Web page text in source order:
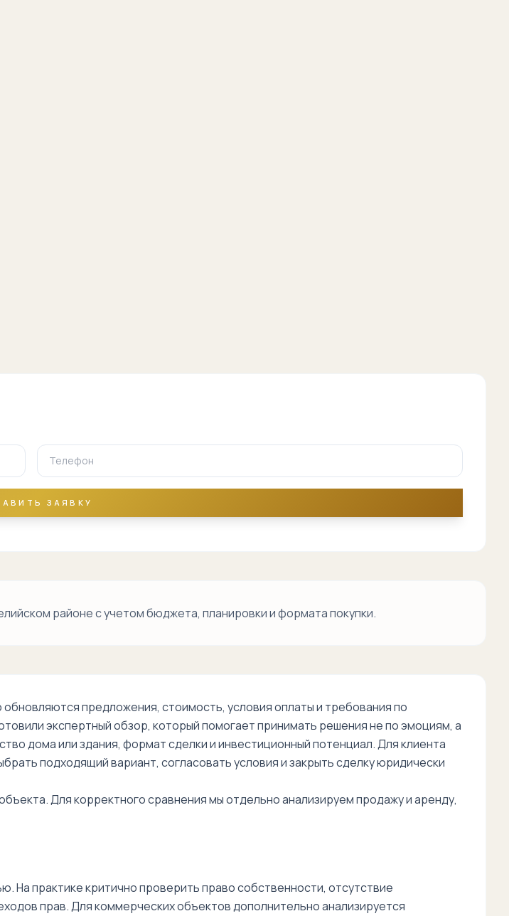
Сергели метро
Сергели
индустриальная
зона
ЗАЯВКУ
районе с учетом бюджета, планировки и формата покупки.
предложения, стоимость, условия оплаты и требования по
экспертный обзор, который помогает принимать решения не по эмоциям, а
дома или здания, формат сделки и инвестиционный потенциал. Для клиента
подходящий вариант, согласовать условия и закрыть сделку юридически
Для корректного сравнения мы отдельно анализируем продажу и аренду,
практике критично проверить право собственности, отсутствие
прав. Для коммерческих объектов дополнительно анализируется